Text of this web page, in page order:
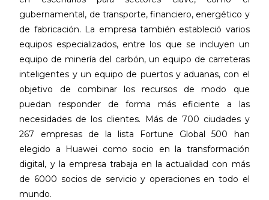
gubernamental, de transporte, financiero, energético y
de fabricación. La empresa también estableció varios
equipos especializados, entre los que se incluyen un
equipo de minería del carbón, un equipo de carreteras
inteligentes y un equipo de puertos y aduanas, con el
objetivo de combinar los recursos de modo que
puedan responder de forma más eficiente a las
necesidades de los clientes. Más de 700 ciudades y
267 empresas de la lista Fortune Global 500 han
elegido a Huawei como socio en la transformación
digital, y la empresa trabaja en la actualidad con más
de 6000 socios de servicio y operaciones en todo el
mundo.